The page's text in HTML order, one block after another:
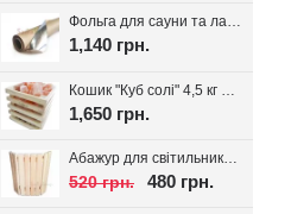
Фольга для сауни та лазні на паперовій основі, 30 м.кв. Україна
1,140 грн.
1,650 грн.
520 грн. 480 грн.